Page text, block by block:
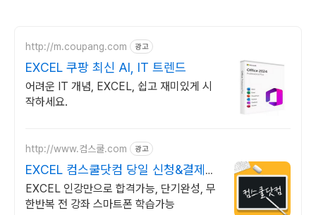
http://m.coupang.com 광고
EXCEL 쿠팡 최신 AI, IT 트렌드
어려운 IT 개념, EXCEL, 쉽고 재미있게 시
작하세요.
http://www.컴스쿨.com 광고
EXCEL 컴스쿨닷컴 당일 신청&결제시
기프티콘!
EXCEL 인강만으로 합격가능, 단기완성, 무
한반복 전 강좌 스마트폰 학습가능